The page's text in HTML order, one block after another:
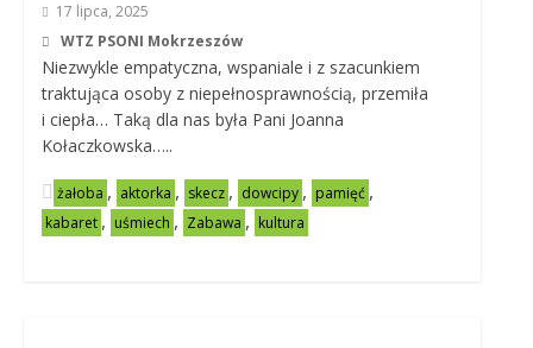
17 lipca, 2025
WTZ PSONI Mokrzeszów
Niezwykle empatyczna, wspaniale i z szacunkiem
traktująca osoby z niepełnosprawnością, przemiła
i ciepła… Taką dla nas była Pani Joanna
Kołaczkowska…..
żałoba , aktorka , skecz , dowcipy , pamięć ,
kabaret , uśmiech , Zabawa , kultura